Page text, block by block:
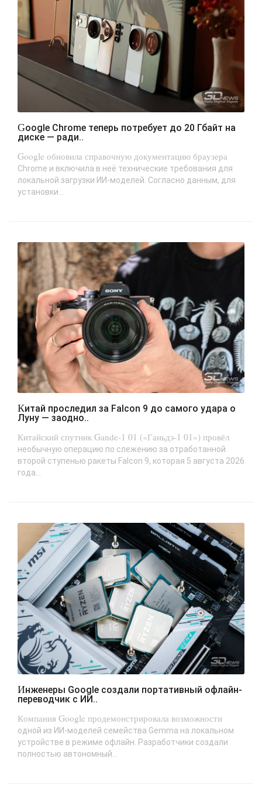
Google Chrome теперь потребует до 20 Гбайт на
диске — ради..
Google обновила справочную документацию браузера
Chrome и включила в неё технические требования для
локальной загрузки ИИ-моделей. Согласно данным, для
установки...
Китай проследил за Falcon 9 до самого удара о
Луну — заодно..
Китайский спутник Gande-1 01 («Ганьдэ-1 01») провёл
необычную операцию по слежению за отработанной
второй ступенью ракеты Falcon 9, которая 5 августа 2026
года...
Инженеры Google создали портативный офлайн-
переводчик с ИИ..
Компания Google продемонстрировала возможности
одной из ИИ-моделей семейства Gemma на локальном
устройстве в режиме офлайн. Разработчики создали
полностью автономный...